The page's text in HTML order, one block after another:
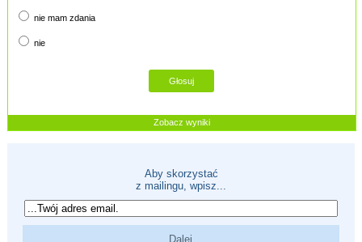
nie mam zdania
nie
Zobacz wyniki
Aby skorzystać
z mailingu, wpisz...